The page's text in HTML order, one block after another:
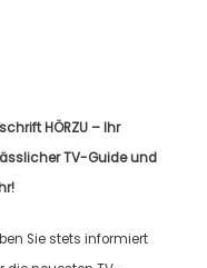
HÖRZU – Ihr
TV-Guide und
Sie stets informiert